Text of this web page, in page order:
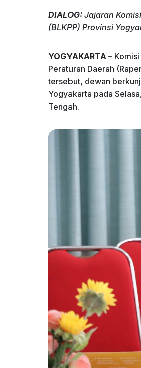
c
b
o
o
k
k
dI
n
at
s
A
p
p
DIALOG: Jajaran
(BLKPP) Provinsi
YOGYAKARTA –
Peraturan Daerah
tersebut, dewan
Yogyakarta pada
Tengah.